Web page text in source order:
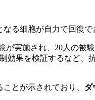
る細胞が自力で回復で
実施され、20人の被
効果を検証するなど、
とが示されており、 ダ